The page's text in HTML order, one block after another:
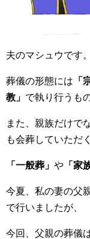
夫のマシュウです。
葬儀の形態には 「
教」 で執り行うも
また、親族だけで
も会葬していただ
「一般葬」 や 「家
今夏、私の妻の父
で行いましたが、
今回、父親の葬儀